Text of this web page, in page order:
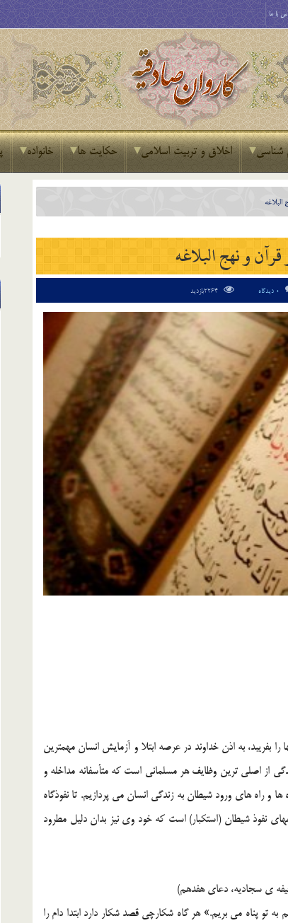
با ما
شناسی اخلاق و تربیت اسلامی حکایت ها خانواده
و نهج البلاغه
0 دیدگاه
به اذن خداوند در عرصه ابتلا و آزمایش انسان مهمترین
از اصلی ترین وظایف هر مسلمانی است که متأسفانه مداخله و
و راه های ورود شیطان به زندگی انسان می پردازیم. تا نفوذگاه
نفوذ شیطان (استکبار) است که خود وی نیز بدان دلیل مطرود
ی سجادیه، دعای هفدهم)
پناه می بریم.» هر گاه شکارچی قصد شکار دارد ابتدا دام را